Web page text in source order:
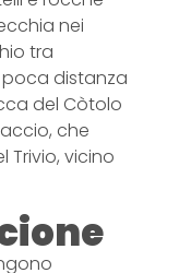
nei
tra
distanza
del Còtolo
che
Trivio, vicino